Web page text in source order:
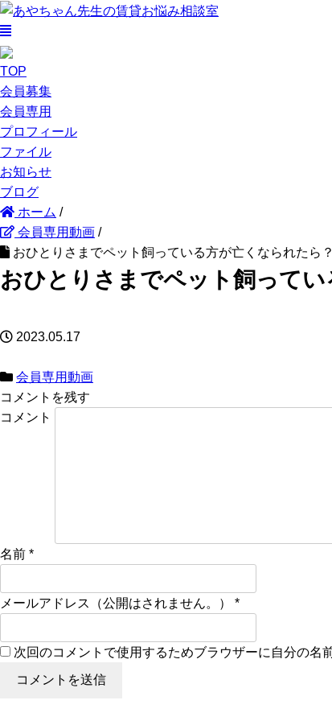
TOP
会員募集
会員専用
プロフィール
ファイル
お知らせ
ブログ
ホーム /
会員専用動画 /
おひとりさまでペット飼っている方が亡くなられたら？
おひとりさまでペット飼って
2023.05.17
会員専用動画
コメントを残す
コメント
名前 *
メールアドレス（公開はされません。） *
次回のコメントで使用するためブラウザーに自分の名